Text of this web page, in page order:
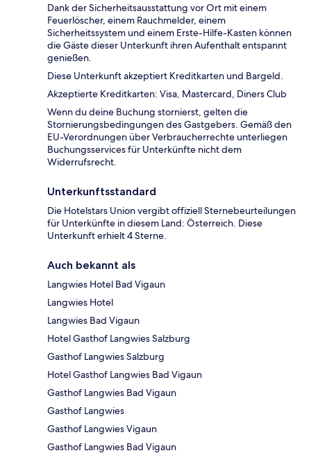
Dank der Sicherheitsausstattung vor Ort mit einem
Feuerlöscher, einem Rauchmelder, einem
Sicherheitssystem und einem Erste-Hilfe-Kasten können
die Gäste dieser Unterkunft ihren Aufenthalt entspannt
genießen.
Diese Unterkunft akzeptiert Kreditkarten und Bargeld.
Akzeptierte Kreditkarten: Visa, Mastercard, Diners Club
Wenn du deine Buchung stornierst, gelten die
Stornierungsbedingungen des Gastgebers. Gemäß den
EU-Verordnungen über Verbraucherrechte unterliegen
Buchungsservices für Unterkünfte nicht dem
Widerrufsrecht.
Unterkunftsstandard
Die Hotelstars Union vergibt offiziell Sternebeurteilungen
für Unterkünfte in diesem Land: Österreich. Diese
Unterkunft erhielt 4 Sterne.
Auch bekannt als
Langwies Hotel Bad Vigaun
Langwies Hotel
Langwies Bad Vigaun
Hotel Gasthof Langwies Salzburg
Gasthof Langwies Salzburg
Hotel Gasthof Langwies Bad Vigaun
Gasthof Langwies Bad Vigaun
Gasthof Langwies
Gasthof Langwies Vigaun
Gasthof Langwies Bad Vigaun